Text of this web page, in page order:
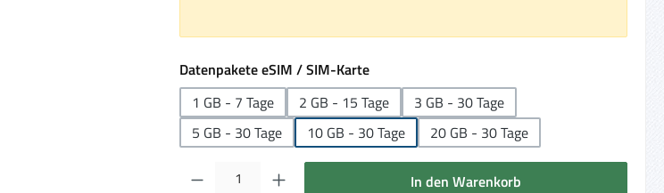
Datenpakete eSIM / SIM-Karteauswählen
1 GB - 7 Tage
2 GB - 15 Tage
3 GB - 30 Tage
5 GB - 30 Tage
10 GB - 30 Tage 20 GB - 30 Tage
Produkt Anzahl: Gib den gewünschten Wert ein oder benutze die Schaltflächen um die
In den Warenkorb